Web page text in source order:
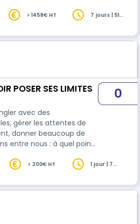
avec les autres et des
mieux nous aider à en
> 1458€ HT
7 jours | 51
POSER SES LIMITES
avec des
gérer les attentes de
donner beaucoup de
vos collaborateurs
n’est pas un luxe, c’est
c’est aussi l’un des plus
0
> 200€ HT
1 jour | 7